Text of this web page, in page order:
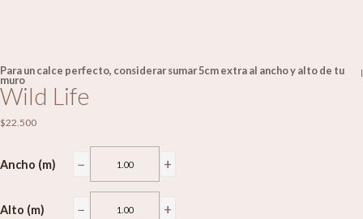
Para un calce perfecto, considerar sumar 5cm extra al ancho y alto de tu
muro
|
Wild Life
$22.500
Ancho (m) − +
Alto (m) − +